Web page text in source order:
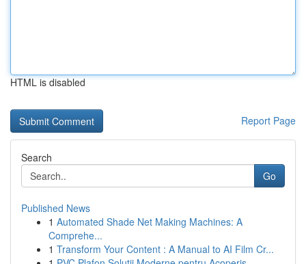
HTML is disabled
Report Page
Search
Go
Published News
1 Automated Shade Net Making Machines: A
Comprehe...
1 Transform Your Content : A Manual to AI Film Cr...